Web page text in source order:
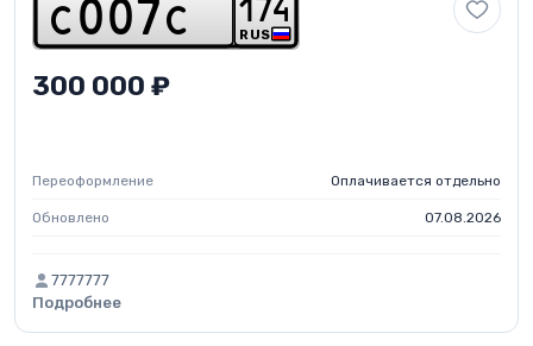
c 0 0 7 c RUS
1 74
300 000 ₽
Переоформление Оплачивается отдельно
Обновлено 07.08.2026
7777777
Подробнее